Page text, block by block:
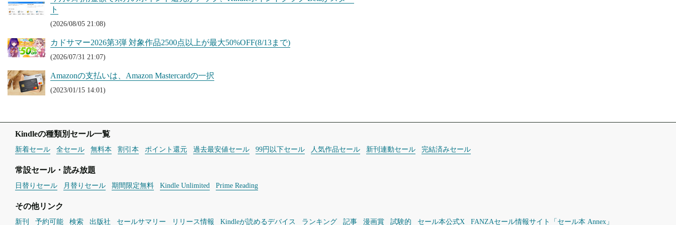
ト
(2026/08/05 21:08)
カドサマー2026第3弾 対象作品2500点以上が最大50%OFF(8/13まで)
(2026/07/31 21:07)
Amazonの支払いは、Amazon Mastercardの一択
(2023/01/15 14:01)
Kindleの種類別セール一覧
新着セール 全セール 無料本 割引本 ポイント還元 過去最安値セール 99円以下セール 人気作品セール 新刊連動セール 完結済みセール
常設セール・読み放題
日替りセール 月替りセール 期間限定無料 Kindle Unlimited Prime Reading
その他リンク
新刊 予約可能 検索 出版社 セールサマリー リリース情報 Kindleが読めるデバイス ランキング 記事 漫画賞 試験的 セール本公式X FANZAセール情報サイト「セール本 Annex」